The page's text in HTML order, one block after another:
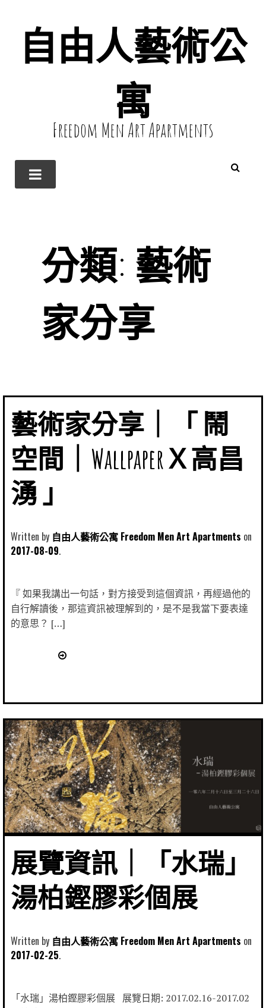
自由人藝術公
寓
Freedom Men Art Apartments
分類: 藝術
家分享
藝術家分享｜「 鬧
空間｜WallpaperＸ高昌
湧 」
Written by 自由人藝術公寓 Freedom Men Art Apartments
2017-08-09
『 如果我講出一句話，對方接受到這個資訊，再經過他的
自行解讀後，那這資訊被理解到的，是不是我當下要表達
的意思？ […]
展覽資訊｜「水瑞」
湯柏鏗膠彩個展
Written by 自由人藝術公寓 Freedom Men Art Apartments
2017-02-25
「水瑞」湯柏鏗膠彩個展 展覽日期: 2017.02.16-2017.02